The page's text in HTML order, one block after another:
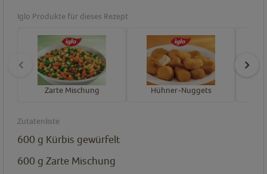
Iglo Produkte für dieses Rezept
Zarte Mischung Hühner-Nuggets
Zutatenliste
600 g Kürbis gewürfelt
600 g Zarte Mischung